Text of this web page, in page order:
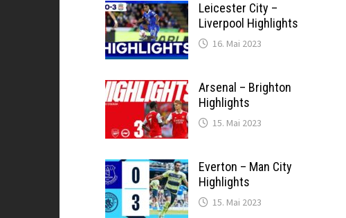
Leicester City –
Liverpool Highlights
16. Mai 2023
Arsenal – Brighton
Highlights
15. Mai 2023
Everton – Man City
Highlights
15. Mai 2023